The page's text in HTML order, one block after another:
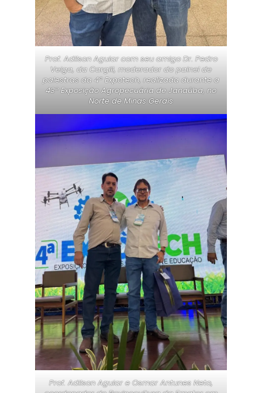
Prof. Adilson Aguiar com seu amigo Dr. Pedro
Veiga, da Cargill, moderador do painel de
palestras da 4ª Expotech, realizada durante a
43ª Exposição Agropecuária de Janaúba, no
Norte de Minas Gerais
Prof. Adilson Aguiar e Osmar Antunes Neto,